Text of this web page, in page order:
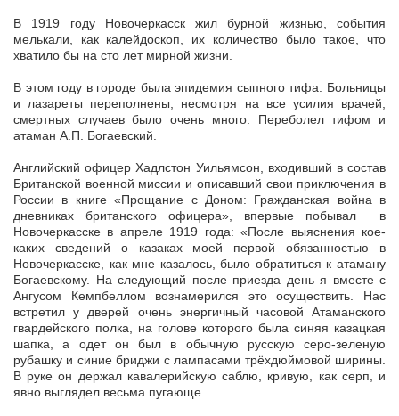
В 1919 году Новочеркасск жил бурной жизнью, события
мелькали, как калейдоскоп, их количество было такое, что
хватило бы на сто лет мирной жизни.
В этом году в городе была эпидемия сыпного тифа. Больницы
и лазареты переполнены, несмотря на все усилия врачей,
смертных случаев было очень много. Переболел тифом и
атаман А.П. Богаевский.
Английский офицер Хадлстон Уильямсон, входивший в состав
Британской военной миссии и описавший свои приключения в
России в книге «Прощание с Доном: Гражданская война в
дневниках британского офицера», впервые побывал в
Новочеркасске в апреле 1919 года: «После выяснения кое-
каких сведений о казаках моей первой обязанностью в
Новочеркасске, как мне казалось, было обратиться к атаману
Богаевскому. На следующий после приезда день я вместе с
Ангусом Кемпбеллом вознамерился это осуществить. Нас
встретил у дверей очень энергичный часовой Атаманского
гвардейского полка, на голове которого была синяя казацкая
шапка, а одет он был в обычную русскую серо-зеленую
рубашку и синие бриджи с лампасами трёхдюймовой ширины.
В руке он держал кавалерийскую саблю, кривую, как серп, и
явно выглядел весьма пугающе.